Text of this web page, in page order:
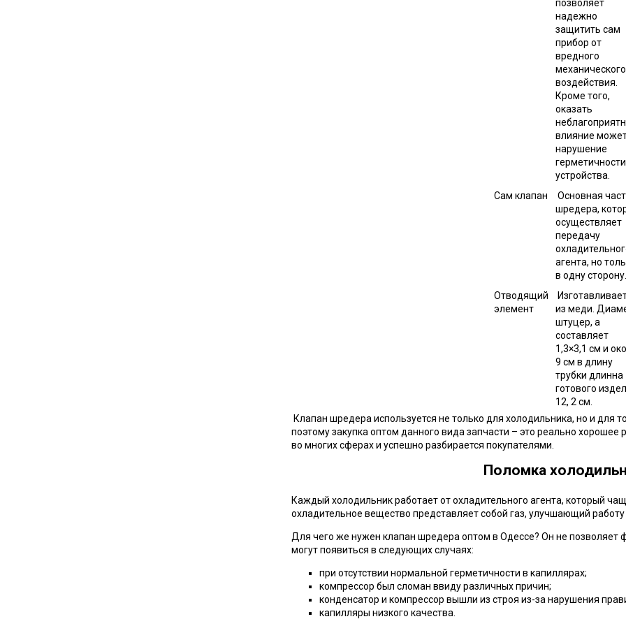
позволяет
надежно
защитить сам
прибор от
вредного
механического
воздействия.
Кроме того,
оказать
влияние
нарушение
герметичности
устройства.
Сам клапан
Основная
шредера,
осуществляет
передачу
агента, но
в одну сторону.
Отводящий
элемент
из меди.
штуцер, а
составляет
1,3×3,1 см и
9 см в длину
трубки длинна
готового
12, 2 см.
Клапан шредера используется не только для холодильника, но и для
поэтому закупка оптом данного вида запчасти – это реально
во многих сферах и успешно разбирается покупателями.
Поломка
Каждый холодильник работает от охладительного агента, который
охладительное вещество представляет собой газ, улучшающий
Для чего же нужен клапан шредера оптом в Одессе? Он не позволяет
могут появиться в следующих случаях:
при отсутствии нормальной герметичности в капиллярах;
компрессор был сломан ввиду различных причин;
конденсатор и компрессор вышли из строя из-за нарушения
капилляры низкого качества.